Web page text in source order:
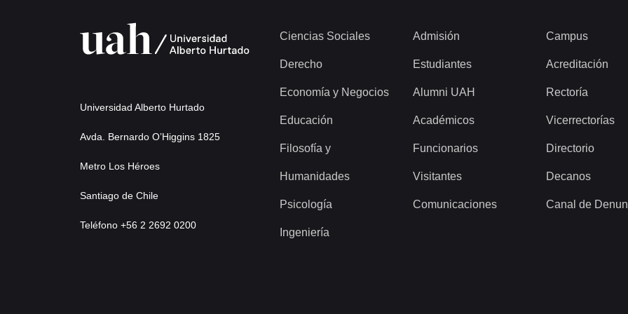
Universidad Alberto Hurtado
Avda. Bernardo O’Higgins 1825
Metro Los Héroes
Santiago de Chile
Teléfono +56 2 2692 0200
Ciencias Sociales
Derecho
Economía y Negocios
Educación
Filosofía y
Humanidades
Psicología
Ingeniería
Admisión
Estudiantes
Alumni UAH
Académicos
Funcionarios
Visitantes
Comunicaciones
Campus
Acreditación
Rectoría
Vicerrectorías
Directorio
Decanos
Canal de